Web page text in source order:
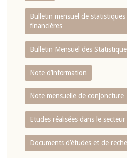
Bulletin mensuel de
financières
Bulletin Mensuel des
Note d’information
Note mensuelle de conjoncture
Etudes réalisées dans le
Documents d’études et de